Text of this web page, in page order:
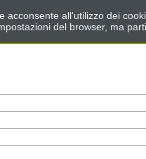
acconsente all'utilizzo dei
del browser, ma